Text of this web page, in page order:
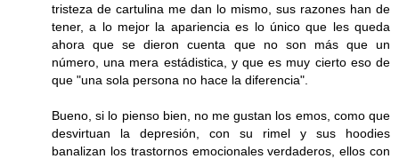
tristeza de cartulina me dan lo mismo, sus razones han de
tener, a lo mejor la apariencia es lo único que les queda
ahora que se dieron cuenta que no son más que un
número, una mera estádistica, y que es muy cierto eso de
que "una sola persona no hace la diferencia".
Bueno, si lo pienso bien, no me gustan los emos, como que
desvirtuan la depresión, con su rimel y sus hoodies
banalizan los trastornos emocionales verdaderos, ellos con